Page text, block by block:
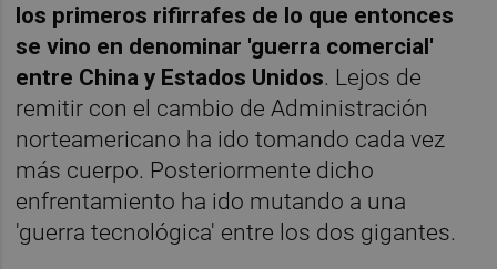
los primeros rifirrafes de lo que entonces
se vino en denominar 'guerra comercial'
entre China y Estados Unidos. Lejos de
remitir con el cambio de Administración
norteamericano ha ido tomando cada vez
más cuerpo. Posteriormente dicho
enfrentamiento ha ido mutando a una
'guerra tecnológica' entre los dos gigantes.